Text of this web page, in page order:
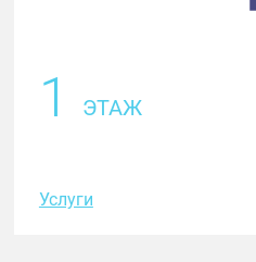
1 ЭТАЖ
Услуги